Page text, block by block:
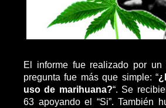
El informe fue realizado por
pregunta fue más que simple: “
uso de marihuana?“. Se
63 apoyando el “Si”. También